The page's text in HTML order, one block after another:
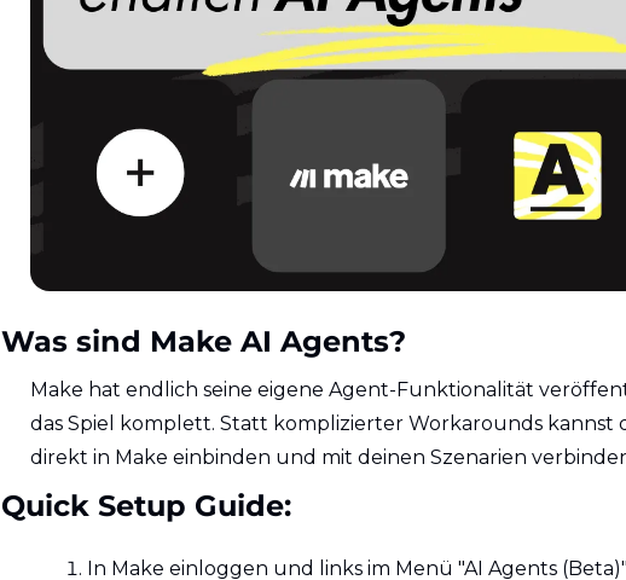
Was sind Make AI Agents?
Make hat endlich seine eigene Agent-Funktionalität
das Spiel komplett. Statt komplizierter Workarounds kannst
direkt in Make einbinden und mit deinen Szenarien
Quick Setup Guide:
In Make einloggen und links im Menü "AI Agents